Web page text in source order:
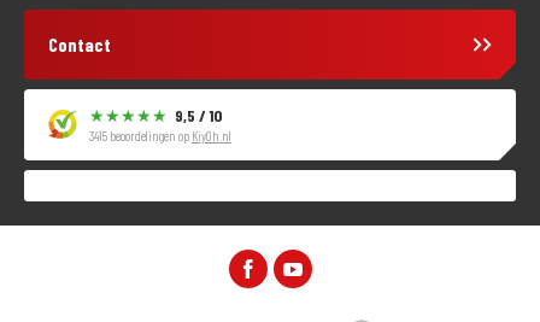
Contact
9,5 / 10
3415 beoordelingen op KiyOh.nl